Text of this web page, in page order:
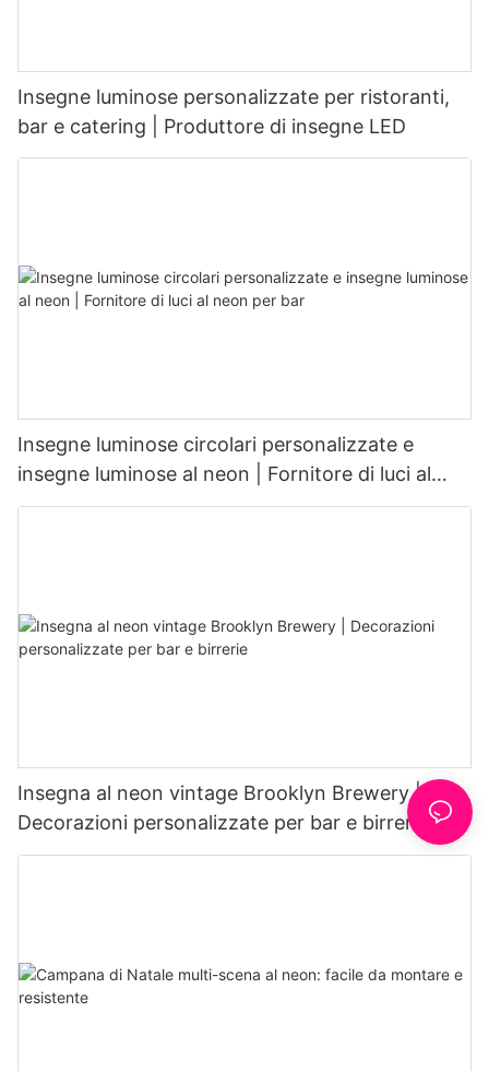
Insegne luminose personalizzate per ristoranti,
bar e catering | Produttore di insegne LED
Insegne luminose circolari personalizzate e
insegne luminose al neon | Fornitore di luci al
neon per bar
Insegna al neon vintage Brooklyn Brewery |
Decorazioni personalizzate per bar e birrerie